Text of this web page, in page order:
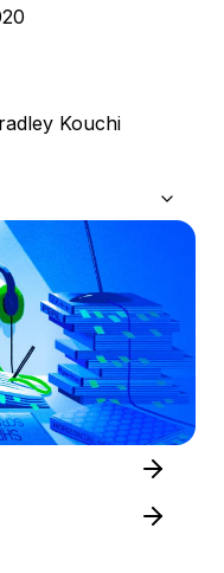
Kouchi